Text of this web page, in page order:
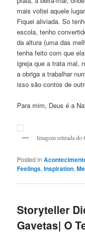
mais voltei aquele
Fiquei aliviada. So
escola, tenho
da altura (uma das
tenha feito com que
igreja que a trata mal,
a obriga a trabalhar
isso são contos de
Para mim, Deus é a
Imagem retirada do
Posted in
Feelings,Inspiration,
Storyteller
Gavetas| O